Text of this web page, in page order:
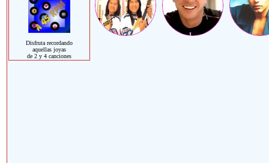
Disfruta recordando
aquellas joyas
de 2 y 4 canciones